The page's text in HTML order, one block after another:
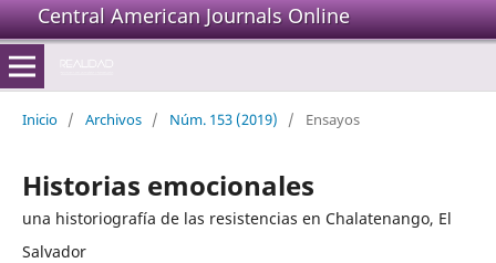
Central American Journals Online
Inicio / Archivos / Núm. 153 (2019) / Ensayos
Historias emocionales
una historiografía de las resistencias en Chalatenango, El
Salvador